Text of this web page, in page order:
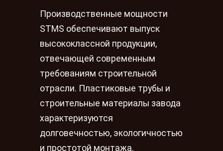
Производственные мощности
STMS обеспечивают выпуск
высококлассной продукции,
отвечающей современным
требованиям строительной
отрасли. Пластиковые трубы и
строительные материалы завода
характеризуются
долговечностью, экологичностью
и простотой монтажа.